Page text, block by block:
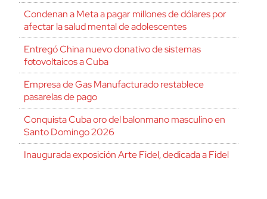
Condenan a Meta a pagar millones de dólares por
afectar la salud mental de adolescentes
Entregó China nuevo donativo de sistemas
fotovoltaicos a Cuba
Empresa de Gas Manufacturado restablece
pasarelas de pago
Conquista Cuba oro del balonmano masculino en
Santo Domingo 2026
Inaugurada exposición Arte Fidel, dedicada a Fidel